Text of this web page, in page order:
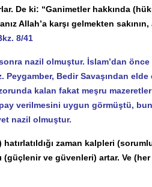
ki: “Ganimetler hakkında
Allah’a karşı gelmekten
8/41
nazil olmuştur. İslam’dan önce
Bedir Savaşından
kalan fakat meşru
verilmesini uygun görmüştü,
nazil olmuştur.
zaman kalpleri
ve güvenleri) artar. Ve